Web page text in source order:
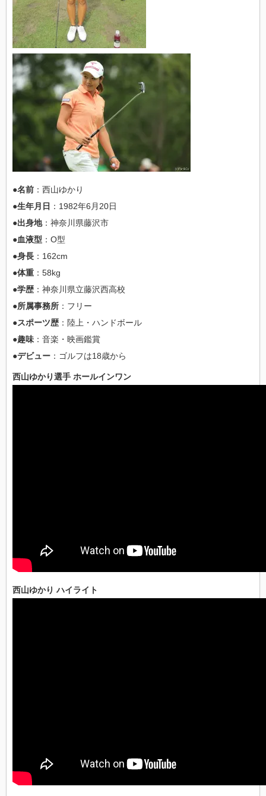
●名前 ：西山ゆかり
●生年月日 ：1982年6月20日
●出身地：神奈川県藤沢市
●血液型 ：O型
●身長 ：162cm
●体重 ：58kg
●学歴 ：神奈川県立藤沢西高校
●所属事務所 ：フリー
●スポーツ歴 ：陸上・ハンドボール
●趣味：音楽・映画鑑賞
●デビュー ：ゴルフは18歳から
西山ゆかり選手 ホールインワン
西山ゆかり ハイライト